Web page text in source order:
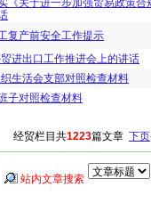
《关于进一步加强贸易政策合
复产前安全工作提示
进出口工作推进会上的讲话
生活会支部对照检查材料
子对照检查材料
经贸栏目共1223篇文章 下页
站内文章搜索